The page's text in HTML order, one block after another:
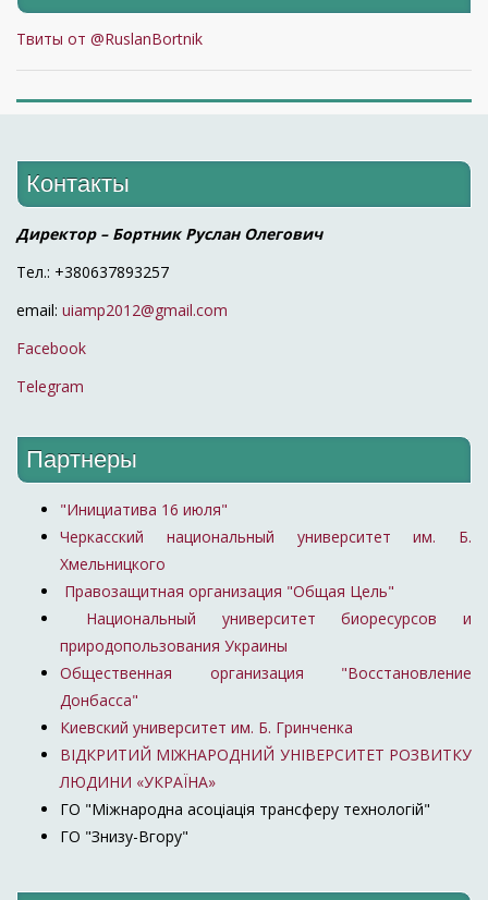
Твиты от @RuslanBortnik
Контакты
Директор – Бортник Руслан Олегович
Тел.: +380637893257
email: uiamp2012@gmail.com
Facebook
Telegram
Партнеры
"Инициатива 16 июля"
Черкасский национальный университет им. Б.
Хмельницкого
Правозащитная организация "Общая Цель"
Национальный университет биоресурсов и
природопользования Украины
Общественная организация "Восстановление
Донбасса"
Киевский университет им. Б. Гринченка
ВІДКРИТИЙ МІЖНАРОДНИЙ УНІВЕРСИТЕТ РОЗВИТКУ
ЛЮДИНИ «УКРАЇНА»
ГО "Міжнародна асоціація трансферу технологій"
ГО "Знизу-Вгору"